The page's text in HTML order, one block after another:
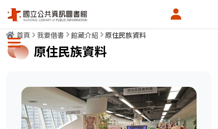
會員中心
選單按鈕
首頁 我要借書 館藏介紹 原住民族資料
原住民族資料